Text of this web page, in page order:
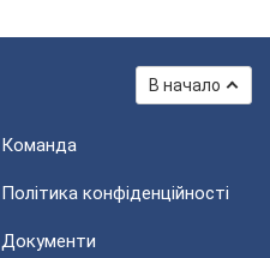
В начало
Команда
Політика конфіденційності
Документи